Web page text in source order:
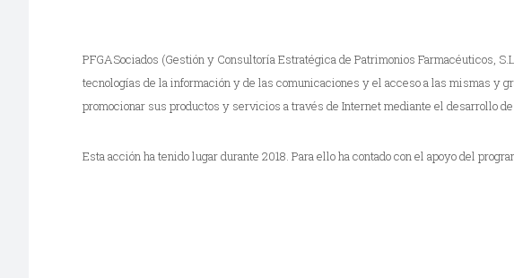
PFGASociados (Gestión y Consultoría Estratégica de Patrimonios Farmacéuticos,
tecnologías de la información y de las comunicaciones y el acceso a las mismas y
promocionar sus productos y servicios a través de Internet mediante el desarrollo
Esta acción ha tenido lugar durante 2018. Para ello ha contado con el apoyo del